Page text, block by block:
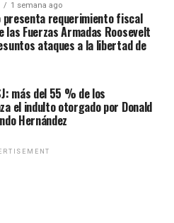
1 semana ago
requerimiento fiscal
Fuerzas Armadas Roosevelt
ataques a la libertad de
más del 55 % de los
el indulto otorgado por Donald
Hernández